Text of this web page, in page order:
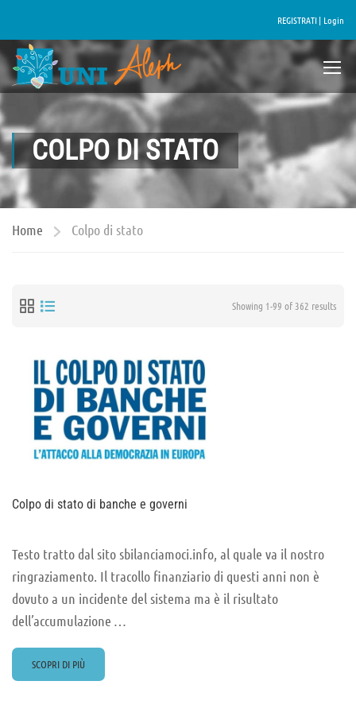
REGISTRATI | Login
COLPO DI STATO
Home Colpo di stato
Showing 1-99 of 362 results
Colpo di stato di banche e governi
Testo tratto dal sito sbilanciamoci.info, al quale va il nostro
ringraziamento. Il tracollo finanziario di questi anni non è
dovuto a un incidente del sistema ma è il risultato
dell’accumulazione …
READ
MORE
SCOPRI DI PIÙ